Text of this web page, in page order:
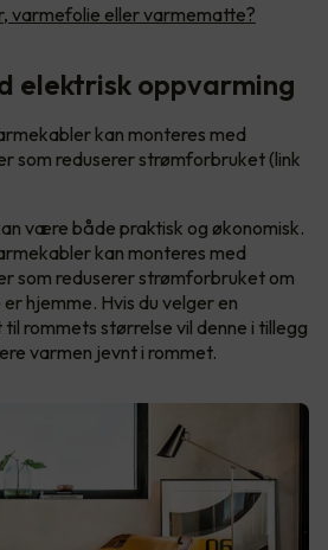
varmefolie eller varmematte?
elektrisk oppvarming
kan monteres med
som reduserer strømforbruket (link
være både praktisk og økonomisk.
kan monteres med
som reduserer strømforbruket om
hjemme. Hvis du velger en
rommets størrelse vil denne i tillegg
varmen jevnt i rommet.